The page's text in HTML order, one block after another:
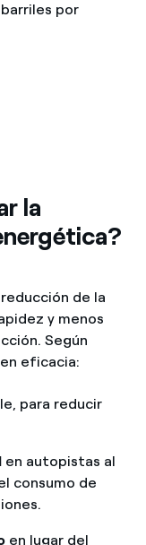
por
la
de la
y menos
Según
eficacia:
para reducir
en autopistas al
consumo de
en lugar del